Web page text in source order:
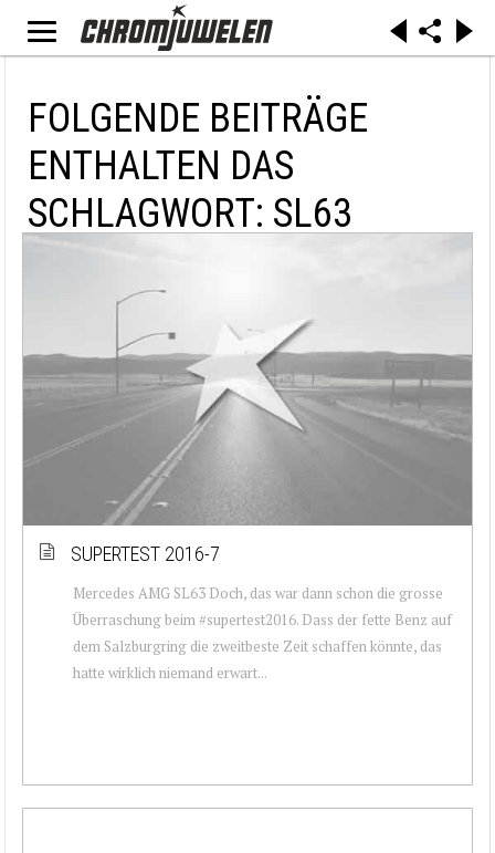
FOLGENDE BEITRÄGE
ENTHALTEN DAS
SCHLAGWORT: SL63
SUPERTEST 2016-7
Mercedes AMG SL63 Doch, das war dann schon die grosse
Überraschung beim #supertest2016. Dass der fette Benz auf
dem Salzburgring die zweitbeste Zeit schaffen könnte, das
hatte wirklich niemand erwart...